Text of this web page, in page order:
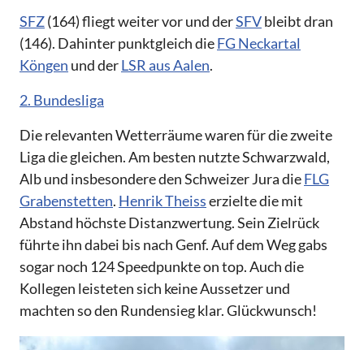
SFZ(164) fliegt weiter vor und derSFVbleibt dran
(146). Dahinter punktgleich dieFG Neckartal
Köngen und derLSR aus Aalen.
2. Bundesliga
Die relevanten Wetterräume waren für die zweite
Liga die gleichen. Am besten nutzte Schwarzwald,
Alb und insbesondere den Schweizer Jura dieFLG
Grabenstetten. Henrik Theisserzielte die mit
Abstand höchste Distanzwertung. Sein Zielrück
führte ihn dabei bis nach Genf. Auf dem Weg gabs
sogar noch 124 Speedpunkte on top. Auch die
Kollegen leisteten sich keine Aussetzer und
machten so den Rundensieg klar. Glückwunsch!